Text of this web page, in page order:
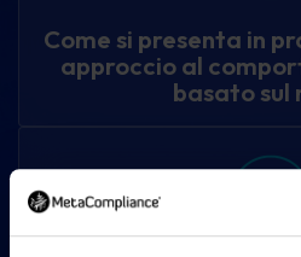
Come si presenta in
approccio al
basato sul